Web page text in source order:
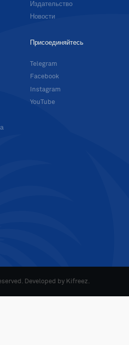
Издательство
Новости
Присоединяйтесь
Telegram
Facebook
Instagram
YouTube
Developed by Kifreez.